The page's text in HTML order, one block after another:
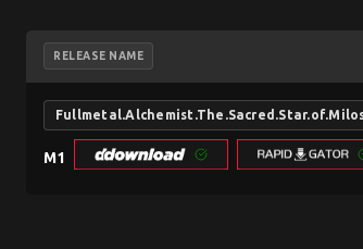
RELEASE NAME
M1